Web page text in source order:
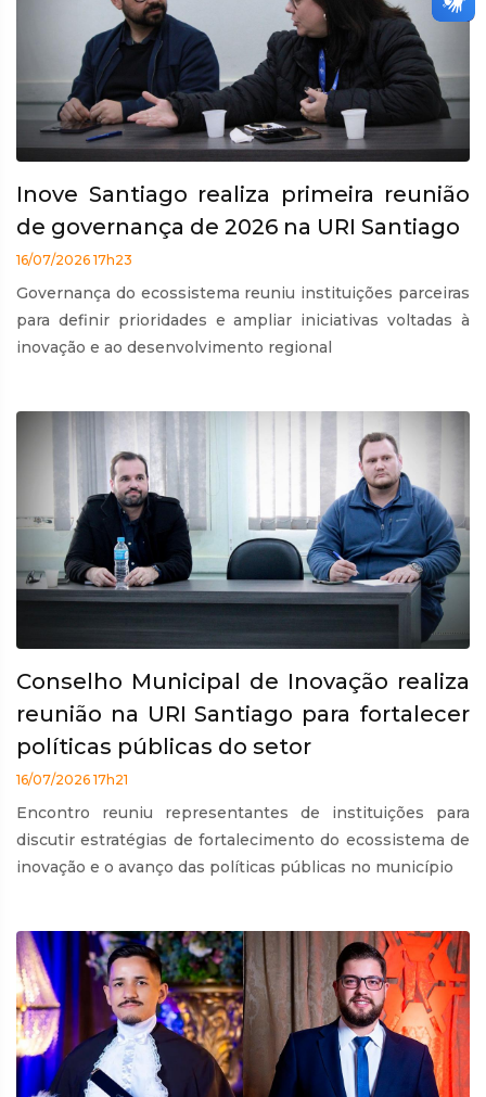
Inove Santiago realiza primeira reunião
de governança de 2026 na URI Santiago
16/07/2026 17h23
Governança do ecossistema reuniu instituições parceiras
para definir prioridades e ampliar iniciativas voltadas à
inovação e ao desenvolvimento regional
Conselho Municipal de Inovação realiza
reunião na URI Santiago para fortalecer
políticas públicas do setor
16/07/2026 17h21
Encontro reuniu representantes de instituições para
discutir estratégias de fortalecimento do ecossistema de
inovação e o avanço das políticas públicas no município